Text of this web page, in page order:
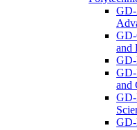
and
GD-
and